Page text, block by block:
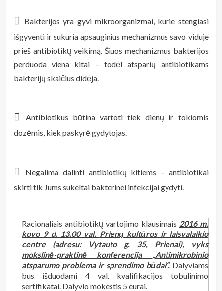
 Bakterijos yra gyvi mikroorganizmai, kurie stengiasi
išgyventi ir sukuria apsauginius mechanizmus savo viduje
prieš antibiotikų veikimą. Šiuos mechanizmus bakterijos
perduoda viena kitai – todėl atsparių antibiotikams
bakterijų skaičius didėja.

Antibiotikus būtina vartoti tiek dienų ir tokiomis
dozėmis, kiek paskyrė gydytojas.

Negalima dalinti antibiotikų kitiems – antibiotikai
skirti tik Jums sukeltai bakterinei infekcijai gydyti.
Racionaliais antibiotikų vartojimo klausimais 2016 m.
kovo 9 d. 13.00 val. Prienų kultūros ir laisvalaikio
centre
(adresu: Vytauto g. 35, Prienai),
vyks
mokslinė-praktinė konferencija
„Antimikrobinio
atsparumo problema ir sprendimo būdai“. Dalyviams
bus išduodami 4 val. kvalifikacijos tobulinimo
sertifikatai. Dalyvio mokestis 5 eurai.